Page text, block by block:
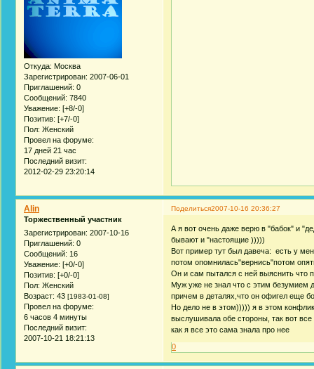
Откуда: Москва
Зарегистрирован: 2007-06-01
Приглашений: 0
Сообщений: 7840
Уважение: [+8/-0]
Позитив: [+7/-0]
Пол: Женский
Провел на форуме:
17 дней 21 час
Последний визит:
2012-02-29 23:20:14
Поделиться2007-10-16 20:36:27
Alin
Торжественный участник
Зарегистрирован: 2007-10-16
Приглашений: 0
Сообщений: 16
Уважение: [+0/-0]
Позитив: [+0/-0]
Пол: Женский
Возраст: 43 [1983-01-08]
Провел на форуме:
6 часов 4 минуты
Последний визит:
2007-10-21 18:21:13
А я вот очень даже верю в "бабок" и
бывают и "настоящие )))))
Вот пример тут был давеча: есть у
потом опомнилась"вернись"потом
Он и сам пытался с ней выяснить что
Муж уже не знал что с этим безумием
причем в деталях,что он офигел еще
Но дело не в этом))))) я в этом
выслушивала обе стороны, так вот
как я все это сама знала про нее
0